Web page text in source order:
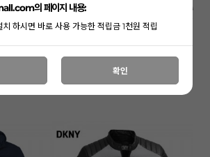
파 봄버 자켓
DKNY
DKNY 빅사이즈 블랙 스트레치 푸퍼 패
딩 자켓 (651-BLK) A8061
26% 139,000
의 페이지 내용:
하시면 바로 사용 가능한 적립금 1천원 적립
확인